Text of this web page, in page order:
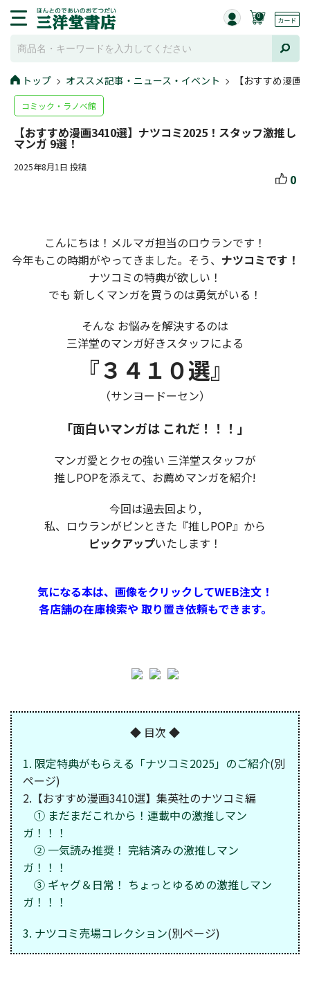
0
トップ オススメ記事・ニュース・イベント 【おすすめ漫
コミック・ラノベ館
【おすすめ漫画3410選】ナツコミ2025！スタッフ激推し
マンガ 9選！
2025年8月1日 投稿
0
こんにちは！メルマガ担当のロウランです！
今年もこの時期がやってきました。そう、 ナツコミです！
ナツコミの特典が欲しい！
でも 新しくマンガを買うのは勇気がいる！
そんな お悩みを解決するのは
三洋堂のマンガ好きスタッフによる
『３４１０選』
（サンヨードーセン）
「面白いマンガは これだ！！！」
マンガ愛とクセの強い 三洋堂スタッフが
推しPOPを添えて、お薦めマンガを紹介!
今回は過去回より,
私、ロウランがピンときた『推しPOP』から
ピックアップいたします！
気になる本は、画像をクリックしてWEB注文！
各店舗の在庫検索や 取り置き依頼もできます。
◆ 目次 ◆
1. 限定特典がもらえる「ナツコミ2025」のご紹介(別
ページ)
2.【おすすめ漫画3410選】集英社のナツコミ編
① まだまだこれから！連載中の激推しマン
ガ！！！
② 一気読み推奨！ 完結済みの激推しマン
ガ！！！
③ ギャグ＆日常！ ちょっとゆるめの激推しマン
ガ！！！
3. ナツコミ売場コレクション(別ページ)